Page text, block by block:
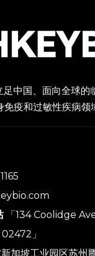
中国、面向全球的
疫和过敏性疾病领
「134 Coolidge
」
加坡工业园区苏州